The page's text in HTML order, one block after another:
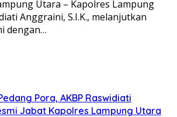
Utara – Kapolres Lampung
Anggraini, S.I.K., melanjutkan
dengan…
Pora, AKBP Raswidiati
Jabat Kapolres Lampung Utara